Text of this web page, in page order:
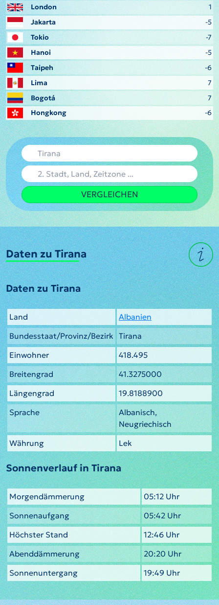
London
1
Jakarta
-5
Tokio
-7
Hanoi
-5
Taipeh
-6
Lima
7
Bogotá
7
Hongkong
-6
VERGLEICHEN
Daten zu Tirana
Daten zu Tirana
Land
Albanien
Bundesstaat/Provinz/Bezirk Tirana
Einwohner
418.495
Breitengrad
41.3275000
Längengrad
19.8188900
Sprache
Albanisch,
Neugriechisch
Währung
Lek
Sonnenverlauf in Tirana
Morgendämmerung
05:12 Uhr
Sonnenaufgang
05:42 Uhr
Höchster Stand
12:46 Uhr
Abenddämmerung
20:20 Uhr
Sonnenuntergang
19:49 Uhr